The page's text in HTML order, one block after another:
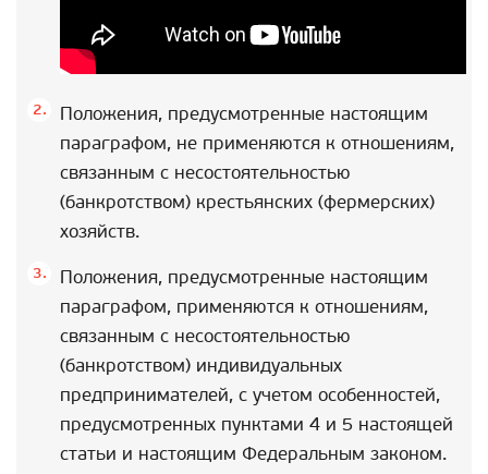
Положения, предусмотренные настоящим
параграфом, не применяются к отношениям,
связанным с несостоятельностью
(банкротством) крестьянских (фермерских)
хозяйств.
Положения, предусмотренные настоящим
параграфом, применяются к отношениям,
связанным с несостоятельностью
(банкротством) индивидуальных
предпринимателей, с учетом особенностей,
предусмотренных пунктами 4 и 5 настоящей
статьи и настоящим Федеральным законом.